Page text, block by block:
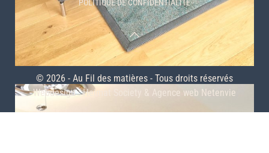
POLITIQUE DE CONFIDENTIALITÉ
© 2026 - Au Fil des matières - Tous droits réservés
Webdesign :Heimat Society Agence web Netenvie